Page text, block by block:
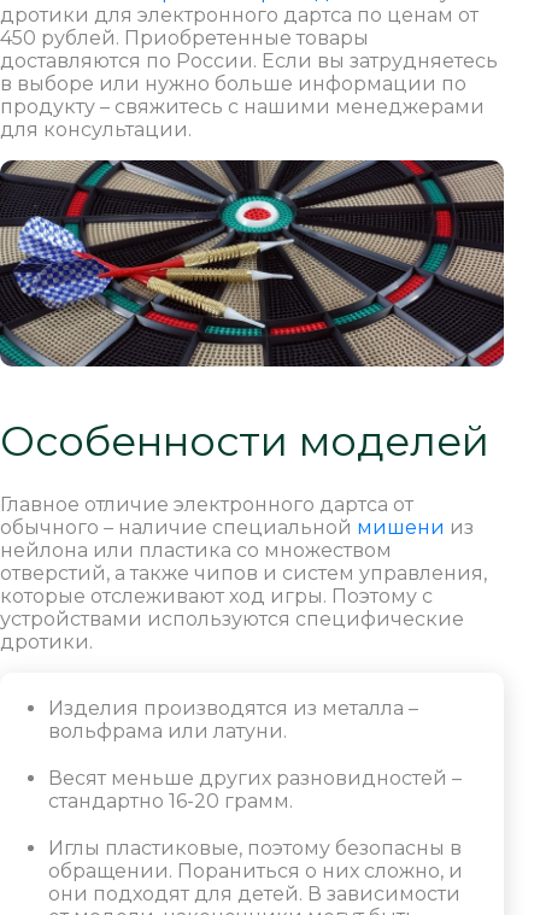
дротики для электронного дартса по ценам от
450 рублей. Приобретенные товары
доставляются по России. Если вы затрудняетесь
в выборе или нужно больше информации по
продукту – свяжитесь с нашими менеджерами
для консультации.
Особенности моделей
Главное отличие электронного дартса от
обычного – наличие специальной мишени из
нейлона или пластика со множеством
отверстий, а также чипов и систем управления,
которые отслеживают ход игры. Поэтому с
устройствами используются специфические
дротики.
Изделия производятся из металла –
вольфрама или латуни.
Весят меньше других разновидностей –
стандартно 16-20 грамм.
Иглы пластиковые, поэтому безопасны в
обращении. Пораниться о них сложно, и
они подходят для детей. В зависимости